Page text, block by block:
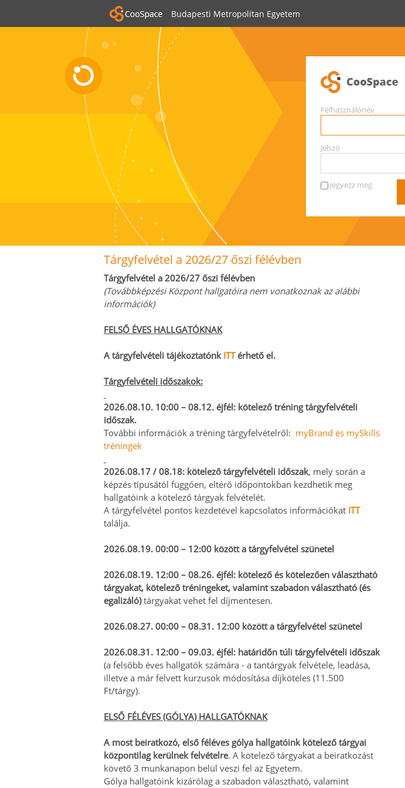
Budapesti Metropolitan Egyetem
Felhasználónév
Jelszó
jegyezz meg
Tárgyfelvétel a 2026/27 őszi félévben
Tárgyfelvétel a 2026/27 őszi félévben
(Továbbképzési Központ hallgatóira nem vonatkoznak az alábbi
információk)
FELSŐ ÉVES HALLGATÓKNAK
A tárgyfelvételi tájékoztatónk ITTérhető el.
Tárgyfelvételi időszakok:
2026.08.10. 10:00 – 08.12. éjfél: kötelező tréning tárgyfelvételi
időszak.
További információk a tréning tárgyfelvételről: myBrand és mySkills
tréningek
2026.08.17 / 08.18: kötelező tárgyfelvételi időszak, mely során a
képzés típusától függően, eltérő időpontokban kezdhetik meg
hallgatóink a kötelező tárgyak felvételét.
A tárgyfelvétel pontos kezdetével kapcsolatos információkat ITT
találja.
2026.08.19. 00:00 – 12:00 között a tárgyfelvétel szünetel
2026.08.19. 12:00 – 08.26. éjfél: kötelező és kötelezően választható
tárgyakat, kötelező tréningeket, valamint szabadon választható (és
egalizáló)tárgyakat vehet fel díjmentesen.
2026.08.27. 00:00 – 08.31. 12:00 között a tárgyfelvétel szünetel
2026.08.31. 12:00 – 09.03. éjfél: határidőn túli tárgyfelvételi időszak
(a felsőbb éves hallgatók számára - a tantárgyak felvétele, leadása,
illetve a már felvett kurzusok módosítása díjköteles (11.500
Ft/tárgy).
ELSŐ FÉLÉVES (GÓLYA) HALLGATÓKNAK
A most beiratkozó, első féléves gólya hallgatóink kötelező tárgyai
központilag kerülnek felvételre. A kötelező tárgyakat a beiratkozást
követő 3 munkanapon belül veszi fel az Egyetem.
Gólya hallgatóink kizárólag a szabadon választható, valamint